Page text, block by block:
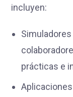
incluyen:
prácticas e